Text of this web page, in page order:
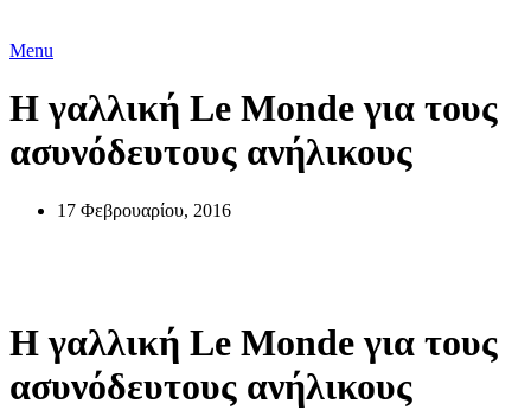
Menu
Η γαλλική Le Monde για τους
ασυνόδευτους ανήλικους
17 Φεβρουαρίου, 2016
Η γαλλική Le Monde για τους
ασυνόδευτους ανήλικους